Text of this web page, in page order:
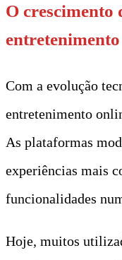
O crescimento
Com a evolução
entretenimento
As plataformas
experiências mais
funcionalidades
Hoje, muitos